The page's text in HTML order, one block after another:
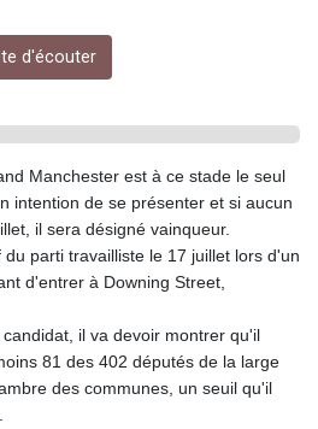
GGP 0.858651
GHS 13.525641
GMD 84.914239
GTQ 8.799164
GYD 241.32223
HKD 9.061864
HNL 30.919233
HRK 7.533413
HUF 362.202869
IDR 20696.181862
ILS 3.470255
d'écouter
Manchester est à ce stade le seul
intention de se présenter et si aucun
il sera désigné vainqueur.
parti travailliste le 17 juillet lors d'un
d'entrer à Downing Street,
il va devoir montrer qu'il
81 des 402 députés de la large
des communes, un seuil qu'il